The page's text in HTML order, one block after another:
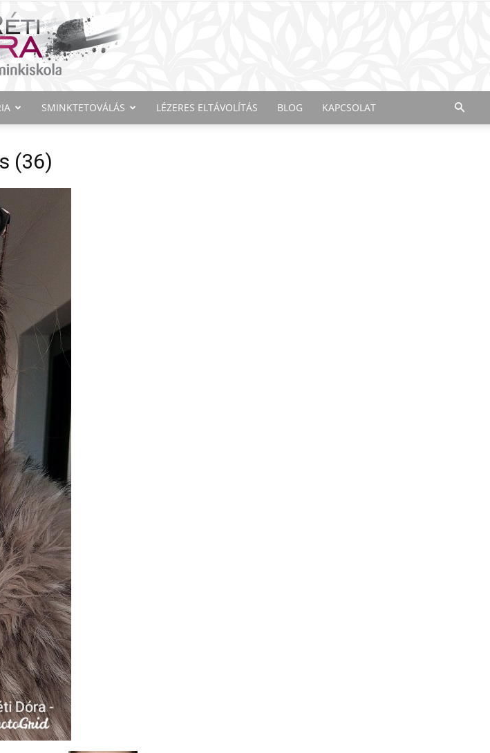
Dóra
Sminkiskola
SMINKTETOVÁLÁS LÉZERES ELTÁVOLÍTÁS BLOG KAPCSOLAT
(36)